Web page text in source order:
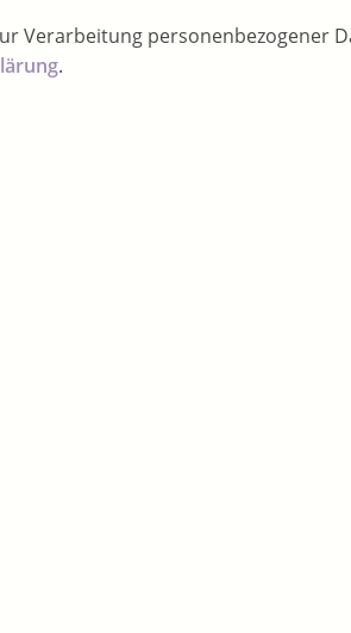
Verarbeitung personenbezogener
.